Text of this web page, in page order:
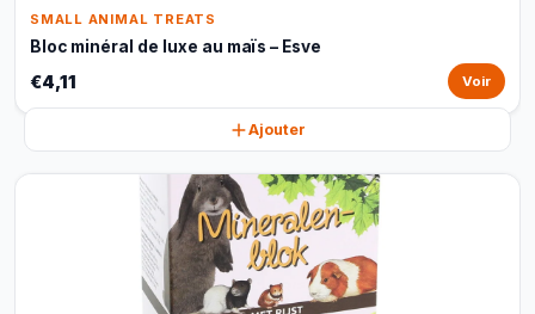
SMALL ANIMAL TREATS
Bloc minéral de luxe au maïs – Esve
€4,11 Voir
Ajouter